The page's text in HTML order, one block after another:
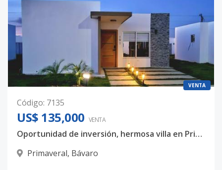
VENTA
Código: 7135
US$ 135,000 VENTA
Oportunidad de inversión, hermosa villa en Primaveral ll
Primaveral, Bávaro